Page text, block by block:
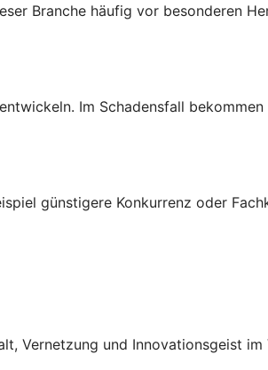
Branche häufig vor besonderen
Im Schadensfall
günstigere Konkurrenz oder
Vernetzung und Innovationsgeist